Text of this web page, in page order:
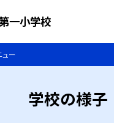
一小学校
ー
学校の様子